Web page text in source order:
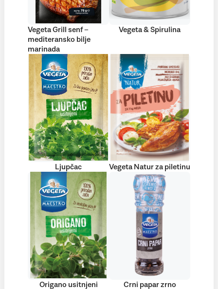
Vegeta Grill senf –
mediteransko bilje
marinada
Vegeta & Spirulina
Ljupčac Vegeta Natur za piletinu
Origano usitnjeni Crni papar zrno